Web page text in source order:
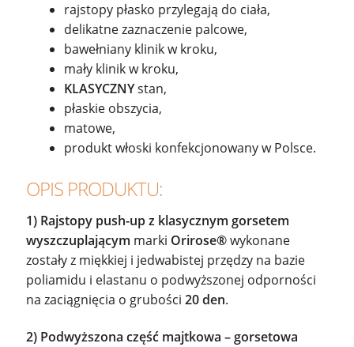
rajstopy płasko przylegają do ciała,
delikatne zaznaczenie palcowe,
bawełniany klinik w kroku,
mały klinik w kroku,
KLASYCZNYstan,
płaskie obszycia,
matowe,
produkt włoski konfekcjonowany w Polsce.
OPIS PRODUKTU:
1) Rajstopy push-up z klasycznym gorsetem
wyszczuplającym marki Orirose®wykonane
zostały z miękkiej i jedwabistej przędzy na bazie
poliamidu i elastanu o podwyższonej odporności
na zaciągnięcia o grubości 20 den.
2) Podwyższona część majtkowa – gorsetowa